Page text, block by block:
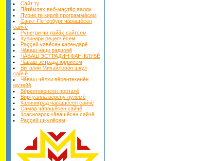
Сайт ту
Пĕтĕмпех веб-маçтăр валли
Пурне те кирлĕ программăсем
Санкт-Петербург чăвашĕсен
сайчĕ
Рунетри чи лайăх сайтсем
Кулинари рецепчĕсем
Раççей уявĕсен календарĕ
Чăваш наци радиовĕ
ЧĂВАШ ЭСТРАДИН ФАН-КЛУБĔ
Чăваш эстрада юррисем
Виталий Михайловăн шкул
сайчĕ
Чăваш чĕлхи вĕрентекенĕн
музейĕ
Вĕрентекенсен порталĕ
Виртуаллă вĕренÿ пÿлĕмĕ
Калиниград чăвашĕсен сайчĕ
Самар чăвашĕсен сайчĕ
Красноярск чăвашĕсен сайчĕ
Раççей шкулĕсем